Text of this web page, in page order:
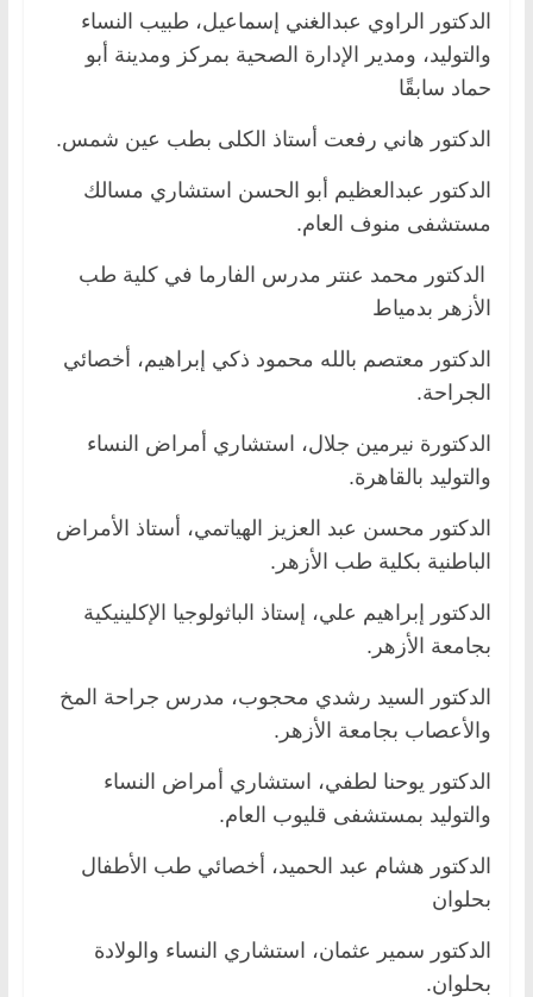
الدكتور الراوي عبدالغني إسماعيل، طبيب النساء
والتوليد، ومدير الإدارة الصحية بمركز ومدينة أبو
حماد سابقًا
الدكتور هاني رفعت أستاذ الكلى بطب عين شمس.
الدكتور عبدالعظيم أبو الحسن استشاري مسالك
مستشفى منوف العام.
الدكتور محمد عنتر مدرس الفارما في كلية طب
الأزهر بدمياط
الدكتور معتصم بالله محمود ذكي إبراهيم، أخصائي
الجراحة.
الدكتورة نيرمين جلال، استشاري أمراض النساء
والتوليد بالقاهرة.
الدكتور محسن عبد العزيز الهياتمي، أستاذ الأمراض
الباطنية بكلية طب الأزهر.
الدكتور إبراهيم علي، إستاذ الباثولوجيا الإكلينيكية
بجامعة الأزهر.
الدكتور السيد رشدي محجوب، مدرس جراحة المخ
والأعصاب بجامعة الأزهر.
الدكتور يوحنا لطفي، استشاري أمراض النساء
والتوليد بمستشفى قليوب العام.
الدكتور هشام عبد الحميد، أخصائي طب الأطفال
بحلوان
الدكتور سمير عثمان، استشاري النساء والولادة
بحلوان.